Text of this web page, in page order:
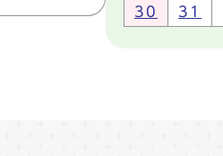
30 31